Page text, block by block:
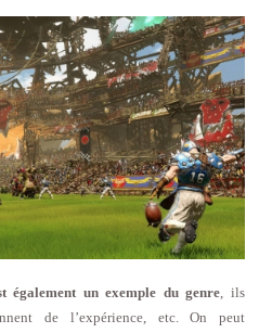
également un exemple du genre, ils
de l’expérience, etc. On peut